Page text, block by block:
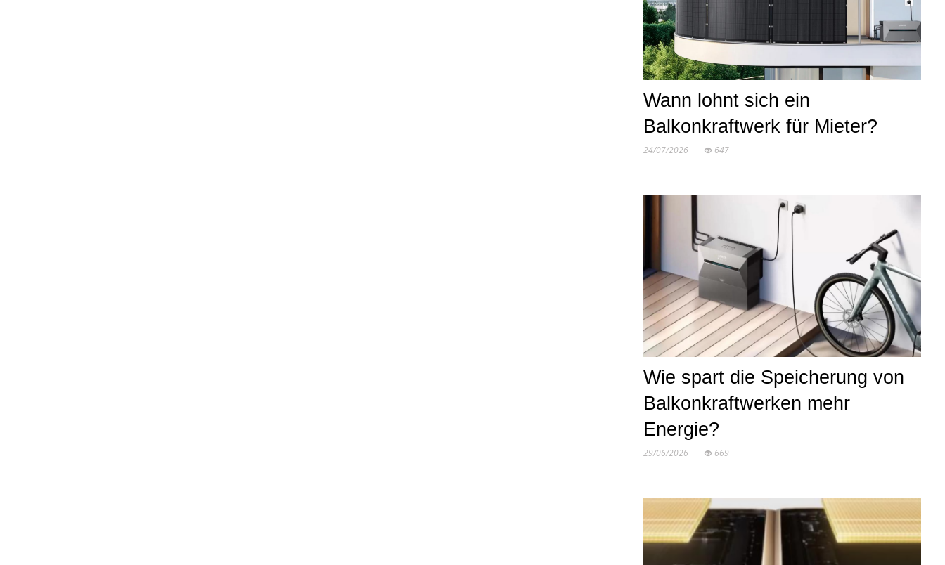
Wann lohnt sich ein
Balkonkraftwerk für Mieter?
24/07/2026 647
Wie spart die Speicherung von
Balkonkraftwerken mehr
Energie?
29/06/2026 669